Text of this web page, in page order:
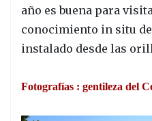
año es buena para
conocimiento in situ
instalado desde las
Fotografías : gentileza del